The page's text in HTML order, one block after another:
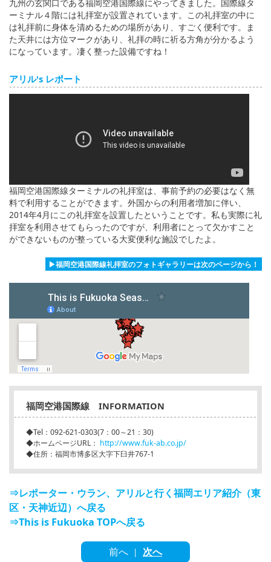
九州の玄関口である福岡空港国際線にやってきました。国際線タ
ーミナル４階には礼拝室が設置されています。この礼拝室の中に
は礼拝前に身体を清めるための場所があり、すごく便利です。ま
た天井には方位マークがあり、礼拝の時に祈る方角が分かるよう
になっています。凄く整った設備ですね！
アリル's レポート
福岡空港国際線ターミナルの礼拝室は、事前予約の必要はなく無
料で利用することができます。外国からの利用者増加に伴い、
2014年4月にこの礼拝室を設置したということです。私も実際に礼
拝室を利用させてもらったのですが、利用者にとって欠かすこと
ができないものが整っている大変便利な施設でしたよ。
▶福岡空港国際線礼拝室のフォトギャラリーは次のページから！
福岡空港国際線 INFORMATION
◆Tel：092-621-0303(7：00～21：30)
◆ホームページURL： http://www.fuk-ab.co.jp/
◆住所：福岡市博多区大字下臼井767-1
⇒レポーター・ウラン、アリルと行く福岡エリア紹介（東
区・天神近辺）へ戻る
⇒This is Fukuoka TOPへ戻る
前へ | 次へ